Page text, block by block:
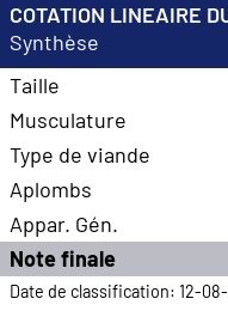
COTATION LINEAIRE
Synthèse
Taille
Musculature
Type de viande
Aplombs
Appar. Gén.
Note finale
Date de classification: 12-